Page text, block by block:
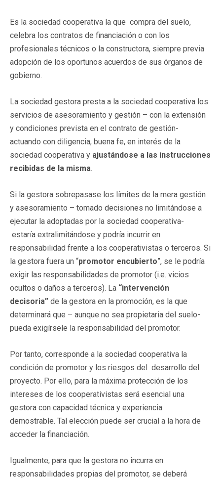
Es la sociedad cooperativa la que compra del suelo,
celebra los contratos de financiación o con los
profesionales técnicos o la constructora, siempre previa
adopción de los oportunos acuerdos de sus órganos de
gobierno.
La sociedad gestora presta a la sociedad cooperativa los
servicios de asesoramiento y gestión – con la extensión
y condiciones prevista en el contrato de gestión-
actuando con diligencia, buena fe, en interés de la
sociedad cooperativa y ajustándose a las instrucciones
recibidas de la misma.
Si la gestora sobrepasase los límites de la mera gestión
y asesoramiento – tomado decisiones no limitándose a
ejecutar la adoptadas por la sociedad cooperativa-
estaría extralimitándose y podría incurrir en
responsabilidad frente a los cooperativistas o terceros. Si
la gestora fuera un “promotor encubierto”, se le podría
exigir las responsabilidades de promotor (i.e. vicios
ocultos o daños a terceros). La “intervención
decisoria” de la gestora en la promoción, es la que
determinará que – aunque no sea propietaria del suelo-
pueda exigírsele la responsabilidad del promotor.
Por tanto, corresponde a la sociedad cooperativa la
condición de promotor y los riesgos del desarrollo del
proyecto. Por ello, para la máxima protección de los
intereses de los cooperativistas será esencial una
gestora con capacidad técnica y experiencia
demostrable. Tal elección puede ser crucial a la hora de
acceder la financiación.
Igualmente, para que la gestora no incurra en
responsabilidades propias del promotor, se deberá